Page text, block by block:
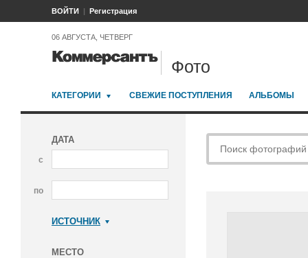
ВОЙТИ Регистрация
06 АВГУСТА, ЧЕТВЕРГ
Фото
КАТЕГОРИИ СВЕЖИЕ ПОСТУПЛЕНИЯ АЛЬБОМЫ
ДАТА
с
по
ИСТОЧНИК
МЕСТО